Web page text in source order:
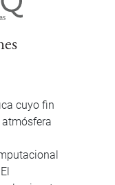
cuyo fin